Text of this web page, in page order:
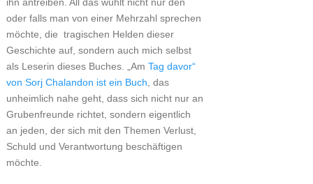
oder falls man von einer Mehrzahl sprechen
möchte, die tragischen Helden dieser
Geschichte auf, sondern auch mich selbst
als Leserin dieses Buches. „Am Tag davor“
von Sorj Chalandon ist ein Buch , das
unheimlich nahe geht, dass sich nicht nur an
Grubenfreunde richtet, sondern eigentlich
an jeden, der sich mit den Themen Verlust,
Schuld und Verantwortung beschäftigen
möchte.